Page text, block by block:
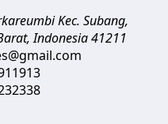
Kec. Subang,
,Indonesia41211